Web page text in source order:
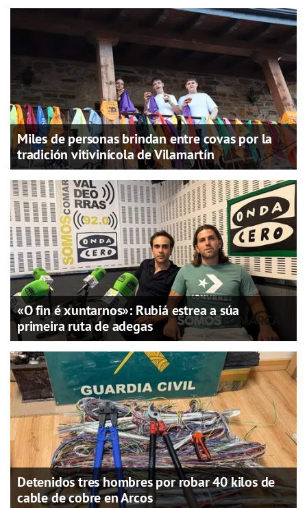
Miles de personas brindan entre covas por la
tradición vitivinícola de Vilamartín
«O fin é xuntarnos»: Rubiá estrea a súa
primeira ruta de adegas
Detenidos tres hombres por robar 40 kilos de
cable de cobre en Arcos